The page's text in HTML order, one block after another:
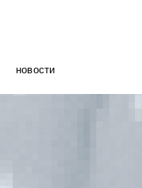
новости